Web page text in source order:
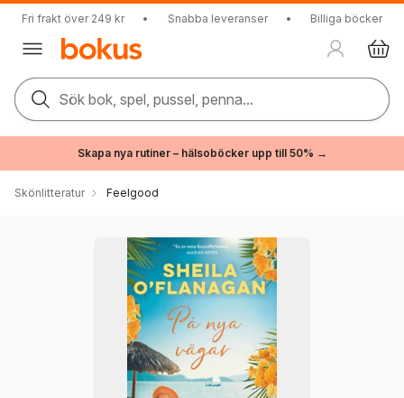
Fri frakt över 249 kr • Snabba leveranser • Billiga böcker
Sök bok, spel, pussel, penna...
Skapa nya rutiner – hälsoböcker upp till 50% →
Skönlitteratur Feelgood